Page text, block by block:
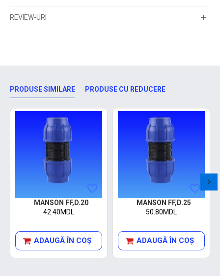
REVIEW-URI
PRODUSE SIMILARE PRODUSE CU REDUCERE
MANSON FF,D.20
42.40MDL
ADAUGĂ ÎN COŞ
MANSON FF,D.25
50.80MDL
ADAUGĂ ÎN COŞ